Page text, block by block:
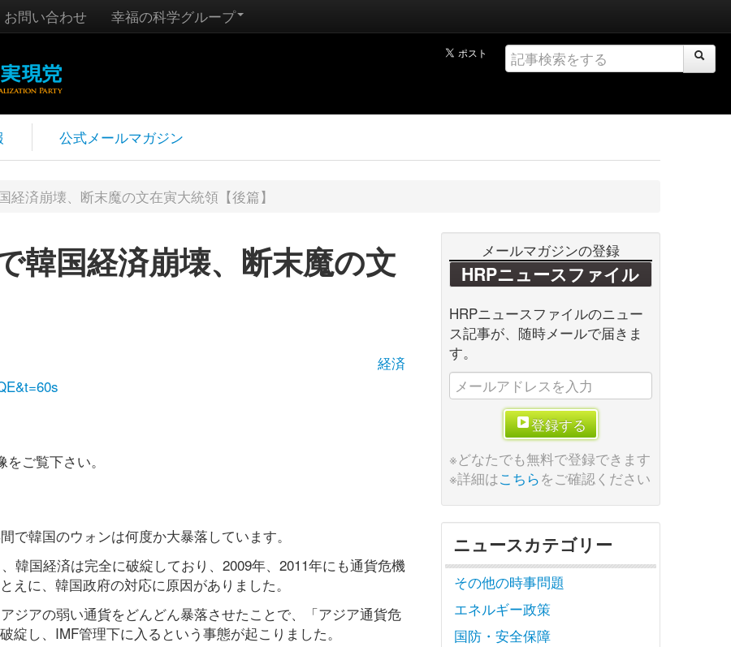
お問い合わせ 幸福の科学グループ
公式メールマガジン
経済崩壊、断末魔の文在寅大統領【後篇】
韓国経済崩壊、断末魔の文
経済
ご覧下さい。
で韓国のウォンは何度か大暴落しています。
韓国経済は完全に破綻しており、2009年、2011年にも通貨危機
に、韓国政府の対応に原因がありました。
ジアの弱い通貨をどんどん暴落させたことで、「アジア通貨危
し、IMF管理下に入るという事態が起こりました。
メールマガジンの登録
HRPニュースファイル
HRPニュースファイルのニュー
ス記事が、随時メールで届きま
す。
登録する
※どなたでも無料で登録できます
※詳細はこちらをご確認ください
ニュースカテゴリー
その他の時事問題
エネルギー政策
国防・安全保障